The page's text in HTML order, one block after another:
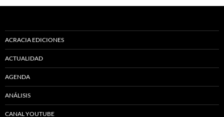
ACRACIA EDICIONES
ACTUALIDAD
AGENDA
ANÁLISIS
CANAL YOUTUBE